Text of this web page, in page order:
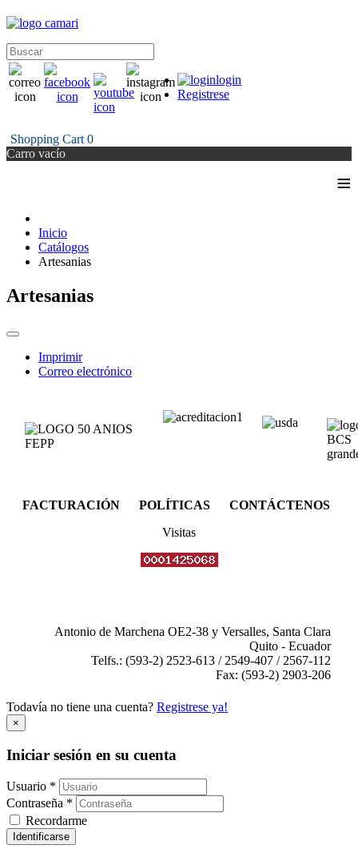
login
Registrese
Shopping Cart 0
Carro vacío
≡
Inicio
Catálogos
Artesanias
Artesanias
Imprimir
Correo electrónico
FACTURACIÓN POLÍTICAS CONTÁCTENOS
Visitas
Antonio de Marchena OE2-38 y Versalles, Santa Clara
Quito - Ecuador
Telfs.: (593-2) 2523-613 / 2549-407 / 2567-112
Fax: (593-2) 2903-206
Todavía no tiene una cuenta? Registrese ya!
×
Iniciar sesión en su cuenta
Usuario *
Contraseña *
Recordarme
Identificarse